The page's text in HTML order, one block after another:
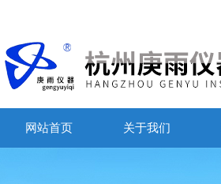
网站首页 关于我们